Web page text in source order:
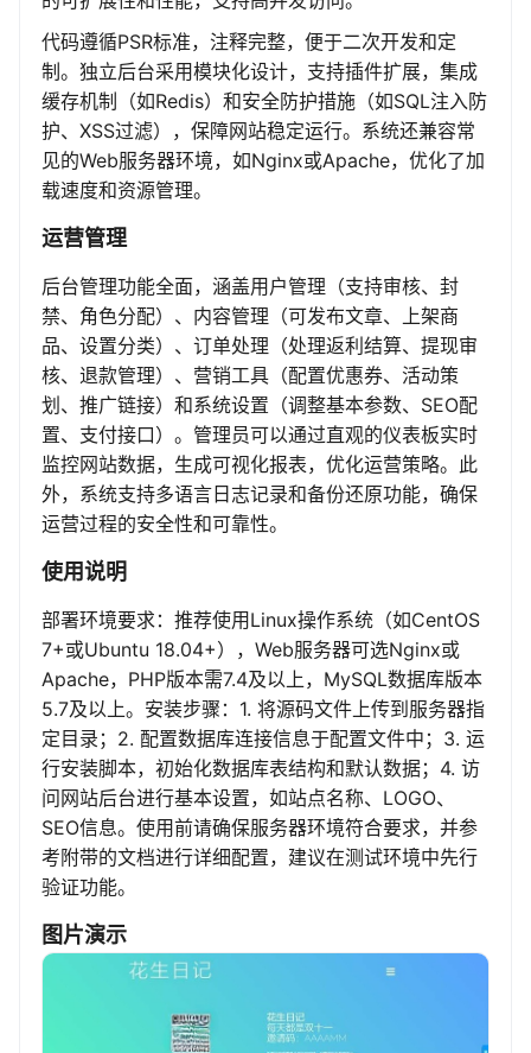
代码遵循PSR标准，注释完整，便于二次开发和定
制。独立后台采用模块化设计，支持插件扩展，集成
缓存机制（如Redis）和安全防护措施（如SQL注入防
护、XSS过滤），保障网站稳定运行。系统还兼容常
见的Web服务器环境，如Nginx或Apache，优化了加
载速度和资源管理。
运营管理
后台管理功能全面，涵盖用户管理（支持审核、封
禁、角色分配）、内容管理（可发布文章、上架商
品、设置分类）、订单处理（处理返利结算、提现审
核、退款管理）、营销工具（配置优惠券、活动策
划、推广链接）和系统设置（调整基本参数、SEO配
置、支付接口）。管理员可以通过直观的仪表板实时
监控网站数据，生成可视化报表，优化运营策略。此
外，系统支持多语言日志记录和备份还原功能，确保
运营过程的安全性和可靠性。
使用说明
部署环境要求：推荐使用Linux操作系统（如CentOS
7+或Ubuntu 18.04+），Web服务器可选Nginx或
Apache，PHP版本需7.4及以上，MySQL数据库版本
5.7及以上。安装步骤：1. 将源码文件上传到服务器指
定目录；2. 配置数据库连接信息于配置文件中；3. 运
行安装脚本，初始化数据库表结构和默认数据；4. 访
问网站后台进行基本设置，如站点名称、LOGO、
SEO信息。使用前请确保服务器环境符合要求，并参
考附带的文档进行详细配置，建议在测试环境中先行
验证功能。
图片演示